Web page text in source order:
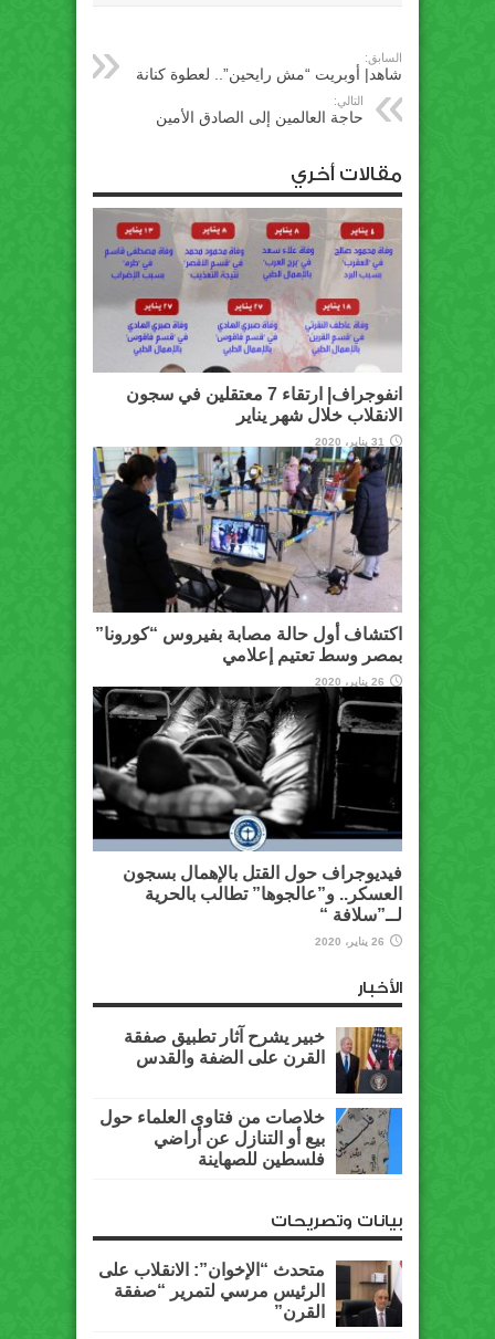
السابق:
شاهد| أوبريت “مش رايحين”.. لعطوة كنانة
التالي:
حاجة العالمين إلى الصادق الأمين
مقالات أخري
انفوجراف| ارتقاء 7 معتقلين في سجون
الانقلاب خلال شهر يناير
31 يناير، 2020
اكتشاف أول حالة مصابة بفيروس “كورونا”
بمصر وسط تعتيم إعلامي
26 يناير، 2020
فيديوجراف حول القتل بالإهمال بسجون
العسكر.. و”عالجوها” تطالب بالحرية
لــ”سلافة “
26 يناير، 2020
الأخبار
خبير يشرح آثار تطبيق صفقة
القرن على الضفة والقدس
خلاصات من فتاوى العلماء حول
بيع أو التنازل عن أراضي
فلسطين للصهاينة
بيانات وتصريحات
متحدث “الإخوان”: الانقلاب على
الرئيس مرسي لتمرير “صفقة
القرن”